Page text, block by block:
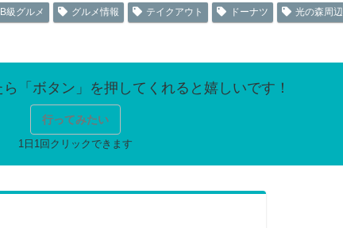
B級グルメ グルメ情報 テイクアウト ドーナツ 光の森周辺
行ってみたい